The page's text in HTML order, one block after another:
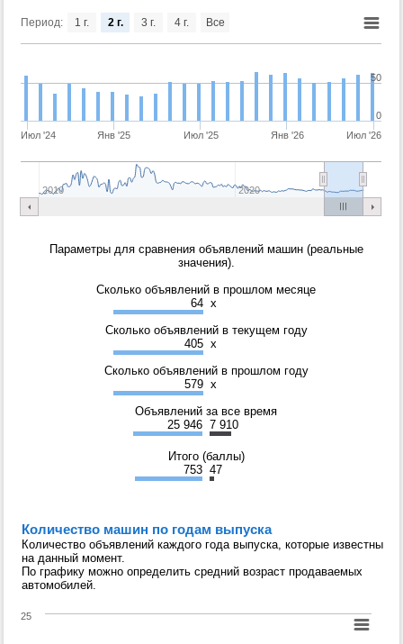
Период:
Июл '24 Янв '25 Июл '25 Янв '26 Июл '26
2010 2020
0
50
1 г. 2 г. 3 г. 4 г. Все
Параметры для сравнения объявлений машин (реальные
значения).
Сколько объявлений в прошлом месяце
64 x
Сколько объявлений в текущем году
405 x
Сколько объявлений в прошлом году
579 x
Объявлений за все время
25 946 7 910
Итого (баллы)
753 47
Количество машин по годам выпуска
Количество объявлений каждого года выпуска, которые известны
на данный момент.
По графику можно определить средний возраст продаваемых
автомобилей.
25